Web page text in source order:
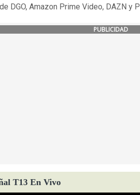
DGO, Amazon Prime Video, DAZN y
PUBLICIDAD
T13 En Vivo